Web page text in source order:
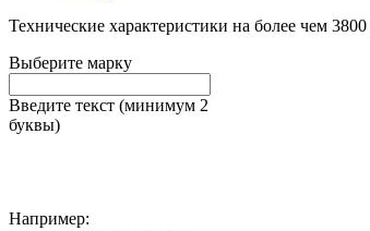
Технические характеристики на более чем 3800
Выберите марку
Введите текст (минимум 2
буквы)
Например: